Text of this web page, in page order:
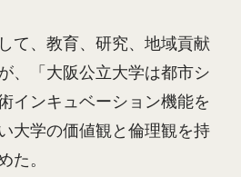
て、教育、研究、地域貢献
、「大阪公立大学は都市シ
インキュベーション機能を
大学の価値観と倫理観を持
た。